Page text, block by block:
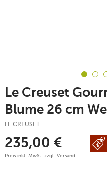
Le Creuset
Blume 26 cm
LE CREUSET
235,00 €
Preis inkl. MwSt. zzgl. Versand